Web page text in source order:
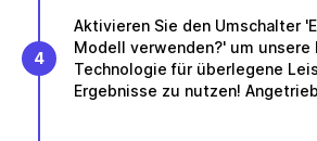
4
Aktivieren Sie den Umschalter
Modell verwenden?' um unsere
Technologie für überlegene
Ergebnisse zu nutzen!